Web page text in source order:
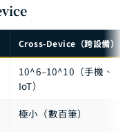
Cross-Device（跨設備）
10^6–10^10（手機、
IoT）
極小（數百筆）